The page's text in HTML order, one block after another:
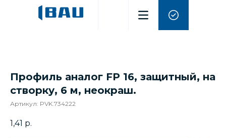
Профиль аналог FP 16, защитный, на
створку, 6 м, неокраш.
Артикул: PVK.734222
1,41 р.